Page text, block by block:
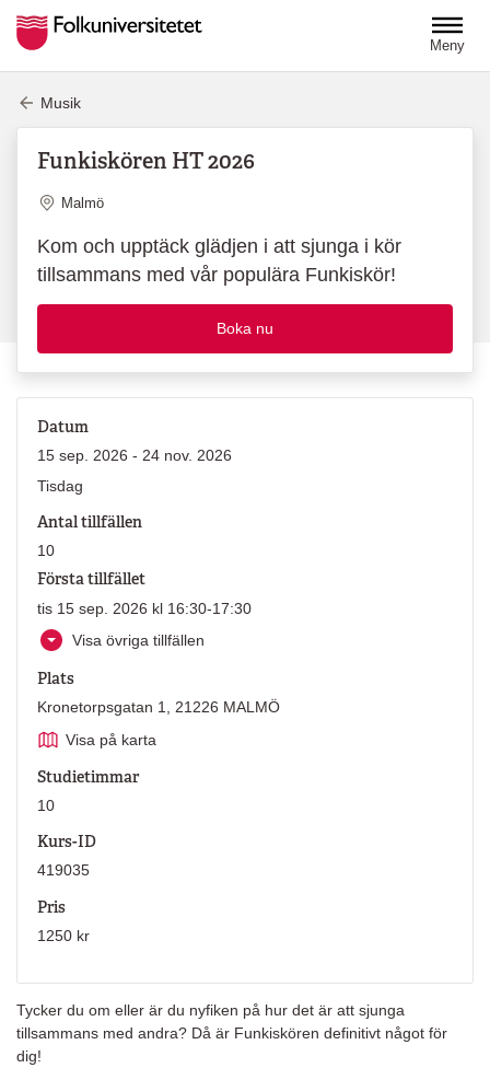
Meny
Musik
Funkiskören HT 2026
Plats
Malmö
Kom och upptäck glädjen i att sjunga i kör
tillsammans med vår populära Funkiskör!
Boka nu
Tycker du om eller är du nyfiken på hur det är att sjunga
tillsammans med andra? Då är Funkiskören definitivt något för
dig!
Datum
15 sep. 2026 - 24 nov. 2026
Tisdag
Antal tillfällen
10
Första tillfället
tis 15 sep. 2026 kl 16:30-17:30
Visa övriga tillfällen
Plats
Kronetorpsgatan 1, 21226 MALMÖ
Visa på karta
Studietimmar
10
Kurs-ID
419035
Pris
1250 kr